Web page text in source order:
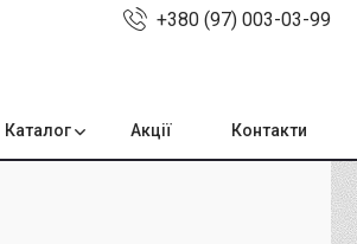
+380 (97) 003-03-99
Каталог Акції Контакти